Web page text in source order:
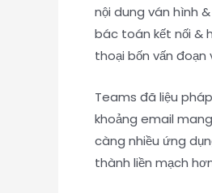
nội dung ván hình
bác toán kết nối &
thoại bốn vấn
Teams đã liệu
khoảng email
càng nhiều ứng
thành liền mạch